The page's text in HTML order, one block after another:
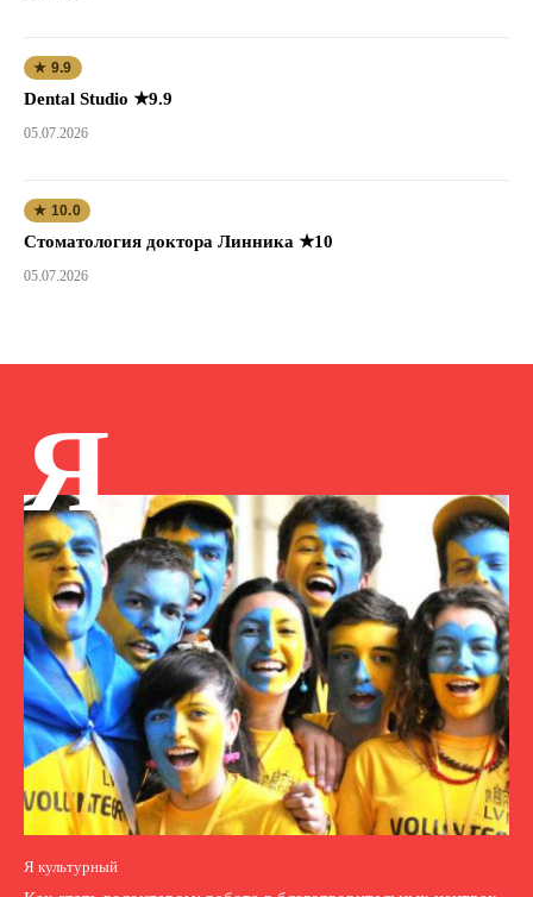
★ 9.9
Dental Studio ★9.9
05.07.2026
★ 10.0
Стоматология доктора Линника ★10
05.07.2026
Я
Я культурный